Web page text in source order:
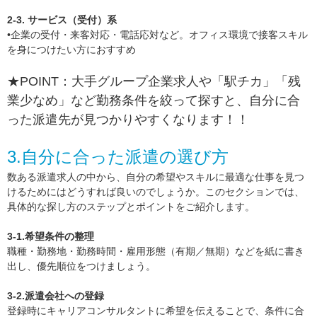
2-3. サービス（受付）系
•企業の受付・来客対応・電話応対など。オフィス環境で接客スキル
を身につけたい方におすすめ
★POINT：大手グループ企業求人や「駅チカ」「残
業少なめ」など勤務条件を絞って探すと、自分に合
った派遣先が見つかりやすくなります！！
3.自分に合った派遣の選び方
数ある派遣求人の中から、自分の希望やスキルに最適な仕事を見つ
けるためにはどうすれば良いのでしょうか。このセクションでは、
具体的な探し方のステップとポイントをご紹介します。
3-1.希望条件の整理
職種・勤務地・勤務時間・雇用形態（有期／無期）などを紙に書き
出し、優先順位をつけましょう。
3-2.派遣会社への登録
登録時にキャリアコンサルタントに希望を伝えることで、条件に合